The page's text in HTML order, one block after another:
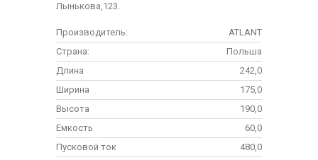
Лынькова,123.
Производитель:
ATLANT
Страна:
Польша
Длина
242,0
Ширина
175,0
Высота
190,0
Емкость
60,0
Пусковой ток
480,0